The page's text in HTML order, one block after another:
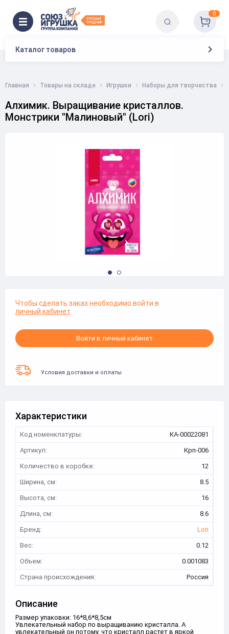
Каталог товаров
0
Главная Товары на складе Игрушки Наборы для творчества
Алхимик. Выращивание кристаллов.
Монстрики "Малиновый" (Lori)
Чтобы сделать заказ необходимо войти в
личный кабинет
Войти в личный кабинет
Условия доставки и оплаты
Характеристики
Код номенклатуры:
КА-00022081
Артикул:
Крп-006
Количество в коробке:
12
Ширина, см:
8.5
Высота, см:
16
Длина, см:
8.6
Бренд:
Lori
Вес:
0.12
Объем:
0.001083
Страна происхождения:
Россия
Описание
Размер упаковки: 16*8,6*8,5см
Увлекательный набор по выращиванию кристалла. А
увлекательный он потому, что кристалл растет в яркой